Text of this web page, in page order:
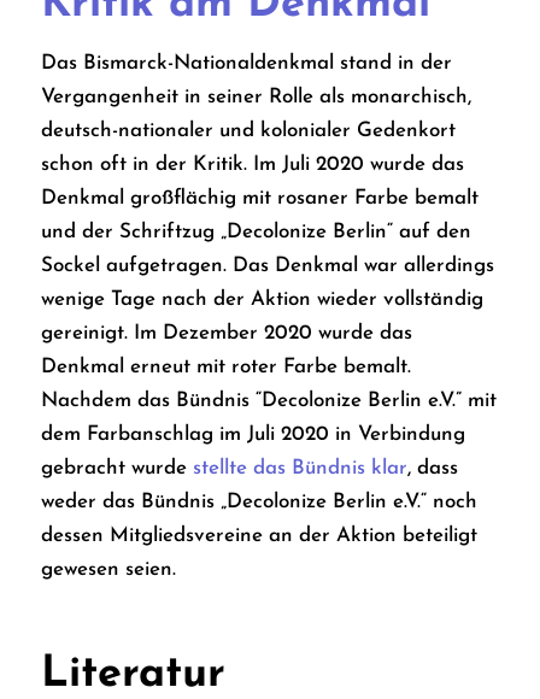
Das Bismarck-Nationaldenkmal stand in der
Vergangenheit in seiner Rolle als monarchisch,
deutsch-nationaler und kolonialer Gedenkort
schon oft in der Kritik. Im Juli 2020 wurde das
Denkmal großflächig mit rosaner Farbe bemalt
und der Schriftzug „Decolonize Berlin“ auf den
Sockel aufgetragen. Das Denkmal war allerdings
wenige Tage nach der Aktion wieder vollständig
gereinigt. Im Dezember 2020 wurde das
Denkmal erneut mit roter Farbe bemalt.
Nachdem das Bündnis “Decolonize Berlin e.V.” mit
dem Farbanschlag im Juli 2020 in Verbindung
gebracht wurde stellte das Bündnis klar, dass
weder das Bündnis „Decolonize Berlin e.V.“ noch
dessen Mitgliedsvereine an der Aktion beteiligt
gewesen seien.
Literatur